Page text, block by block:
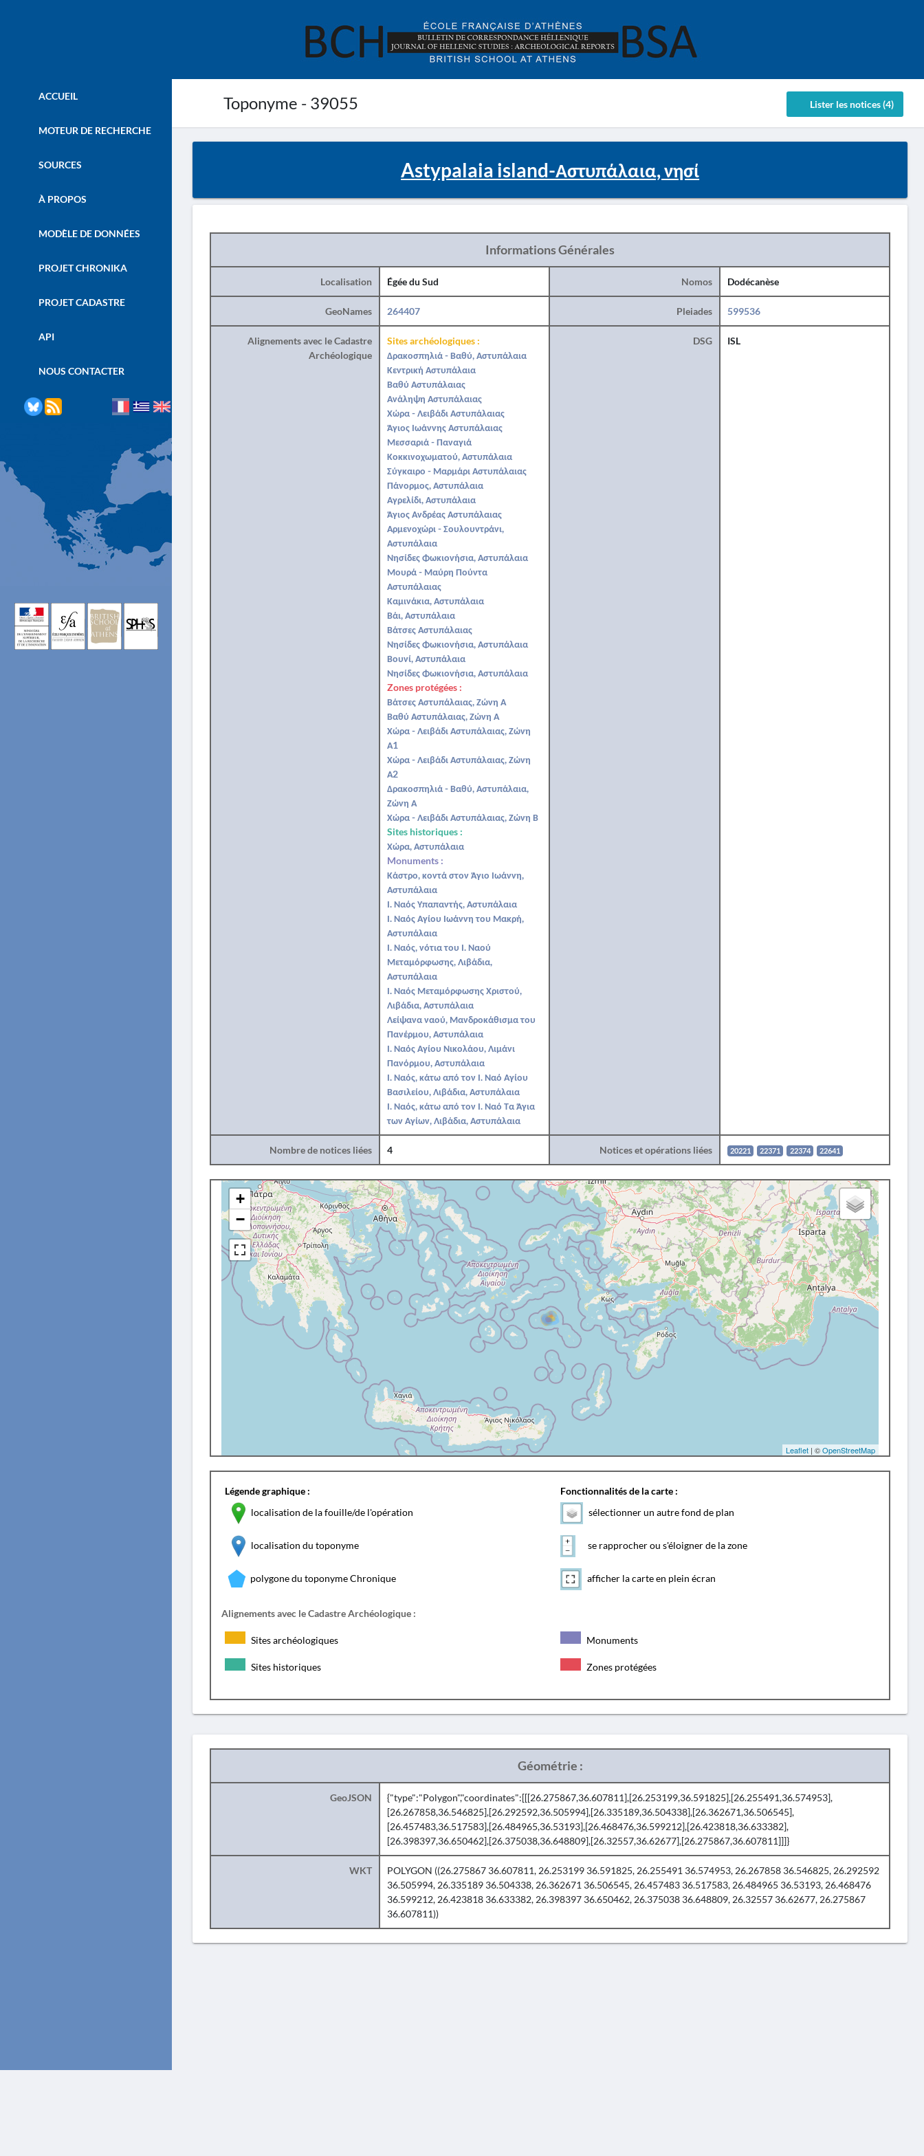
Toponyme - 39055 Lister les notices (4)
ACCUEIL
MOTEUR DE RECHERCHE
SOURCES
À PROPOS
MODÈLE DE DONNÉES
PROJET CHRONIKA
PROJET CADASTRE
API
NOUS CONTACTER
Astypalaia island-Αστυπάλαια, νησί
Informations Générales
Localisation Égée du Sud Nomos Dodécanèse
GeoNames 264407 Pleiades 599536
Alignements avec le Cadastre
Archéologique
Sites archéologiques :
Δρακοσπηλιά - Βαθύ, Αστυπάλαια
Κεντρική Αστυπάλαια
Βαθύ Αστυπάλαιας
Ανάληψη Αστυπάλαιας
Χώρα - Λειβάδι Αστυπάλαιας
Άγιος Ιωάννης Αστυπάλαιας
Μεσσαριά - Παναγιά
Κοκκινοχωματού, Αστυπάλαια
Σύγκαιρο - Μαρμάρι Αστυπάλαιας
Πάνορμος, Αστυπάλαια
Αγρελίδι, Αστυπάλαια
Άγιος Ανδρέας Αστυπάλαιας
Αρμενοχώρι - Σουλουντράνι,
Αστυπάλαια
Νησίδες Φωκιονήσια, Αστυπάλαια
Μουρά - Μαύρη Πούντα
Αστυπάλαιας
Καμινάκια, Αστυπάλαια
Βάι, Αστυπάλαια
Βάτσες Αστυπάλαιας
Νησίδες Φωκιονήσια, Αστυπάλαια
Βουνί, Αστυπάλαια
Νησίδες Φωκιονήσια, Αστυπάλαια
Zones protégées :
Βάτσες Αστυπάλαιας, Ζώνη Α
Βαθύ Αστυπάλαιας, Ζώνη Α
Χώρα - Λειβάδι Αστυπάλαιας, Ζώνη
Α1
Χώρα - Λειβάδι Αστυπάλαιας, Ζώνη
Α2
Δρακοσπηλιά - Βαθύ, Αστυπάλαια,
Ζώνη Α
Χώρα - Λειβάδι Αστυπάλαιας, Ζώνη Β
Sites historiques :
Χώρα, Αστυπάλαια
Monuments :
Κάστρο, κοντά στον Άγιο Ιωάννη,
Αστυπάλαια
Ι. Ναός Υπαπαντής, Αστυπάλαια
Ι. Ναός Αγίου Ιωάννη του Μακρή,
Αστυπάλαια
Ι. Ναός, νότια του Ι. Ναού
Μεταμόρφωσης, Λιβάδια,
Αστυπάλαια
Ι. Ναός Μεταμόρφωσης Χριστού,
Λιβάδια, Αστυπάλαια
Λείψανα ναού, Μανδροκάθισμα του
Πανέρμου, Αστυπάλαια
Ι. Ναός Αγίου Νικολάου, Λιμάνι
Πανόρμου, Αστυπάλαια
Ι. Ναός, κάτω από τον Ι. Ναό Αγίου
Βασιλείου, Λιβάδια, Αστυπάλαια
Ι. Ναός, κάτω από τον Ι. Ναό Τα Άγια
των Αγίων, Λιβάδια, Αστυπάλαια
DSG ISL
Nombre de notices liées 4 Notices et opérations liées 20221 22371 22374 22641
+
−
Leaflet | ©OpenStreetMap
Légende graphique :
localisation de la fouille/de l'opération
localisation du toponyme
polygone du toponyme Chronique
Fonctionnalités de la carte :
sélectionner un autre fond de plan
se rapprocher ou s'éloigner de la zone
afficher la carte en plein écran
Alignements avec le Cadastre Archéologique :
Sites archéologiques Monuments
Sites historiques Zones protégées
Géométrie :
GeoJSON
{"type":"Polygon","coordinates":[[[26.275867,36.607811],[26.253199,36.591825],[26.255491,36.574953],
[26.267858,36.546825],[26.292592,36.505994],[26.335189,36.504338],[26.362671,36.506545],
[26.457483,36.517583],[26.484965,36.53193],[26.468476,36.599212],[26.423818,36.633382],
[26.398397,36.650462],[26.375038,36.648809],[26.32557,36.62677],[26.275867,36.607811]]]}
WKT
POLYGON ((26.275867 36.607811, 26.253199 36.591825, 26.255491 36.574953, 26.267858 36.546825, 26.292592
36.505994, 26.335189 36.504338, 26.362671 36.506545, 26.457483 36.517583, 26.484965 36.53193, 26.468476
36.599212, 26.423818 36.633382, 26.398397 36.650462, 26.375038 36.648809, 26.32557 36.62677, 26.275867
36.607811))